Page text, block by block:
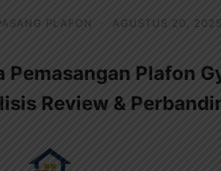
PLAFON AGUSTUS 20, 2025
Pemasangan Plafon
Review &